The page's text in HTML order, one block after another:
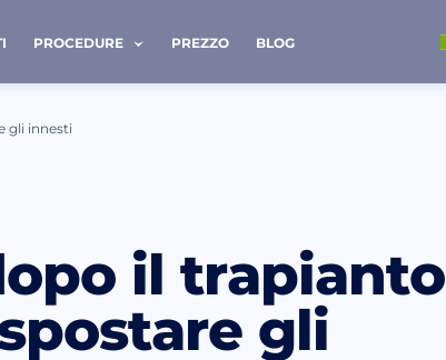
PROCEDURE PREZZO BLOG
Cognome *
gli innesti
il trapianto
gli